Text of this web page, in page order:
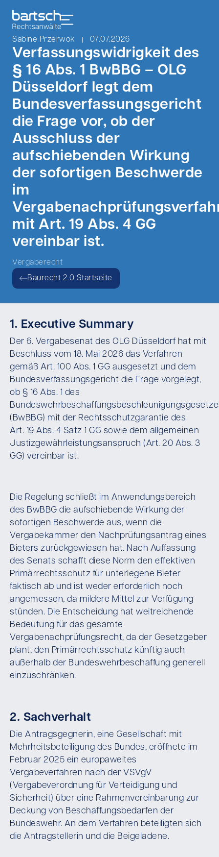
Sabine Przerwok 07.07.2026
Verfassungswidrigkeit des
§ 16 Abs. 1 BwBBG – OLG
Düsseldorf legt dem
Bundesverfassungsgericht
die Frage vor, ob der
Ausschluss der
aufschiebenden Wirkung
der sofortigen Beschwerde
im
mit Art. 19 Abs. 4 GG
vereinbar ist.
Vergaberecht
Baurecht 2.0 Startseite
1. Executive Summary
Der 6. Vergabesenat des OLG Düsseldorf hat mit
Beschluss vom 18. Mai 2026 das Verfahren
gemäß Art. 100 Abs. 1 GG ausgesetzt und dem
Bundesverfassungsgericht die Frage vorgelegt,
ob § 16 Abs. 1 des
(BwBBG) mit der Rechtsschutzgarantie des
Art. 19 Abs. 4 Satz 1 GG sowie dem allgemeinen
Justizgewährleistungsanspruch (Art. 20 Abs. 3
GG) vereinbar ist.
Die Regelung schließt im Anwendungsbereich
des BwBBG die aufschiebende Wirkung der
sofortigen Beschwerde aus, wenn die
Vergabekammer den Nachprüfungsantrag eines
Bieters zurückgewiesen hat. Nach Auffassung
des Senats schafft diese Norm den effektiven
Primärrechtsschutz für unterlegene Bieter
faktisch ab und ist weder erforderlich noch
angemessen, da mildere Mittel zur Verfügung
stünden. Die Entscheidung hat weitreichende
Bedeutung für das gesamte
Vergabenachprüfungsrecht, da der Gesetzgeber
plant, den Primärrechtsschutz künftig auch
außerhalb der Bundeswehrbeschaffung generell
einzuschränken.
2. Sachverhalt
Die Antragsgegnerin, eine Gesellschaft mit
Mehrheitsbeteiligung des Bundes, eröffnete im
Februar 2025 ein europaweites
Vergabeverfahren nach der VSVgV
(Vergabeverordnung für Verteidigung und
Sicherheit) über eine Rahmenvereinbarung zur
Deckung von Beschaffungsbedarfen der
Bundeswehr. An dem Verfahren beteiligten sich
die Antragstellerin und die Beigeladene.